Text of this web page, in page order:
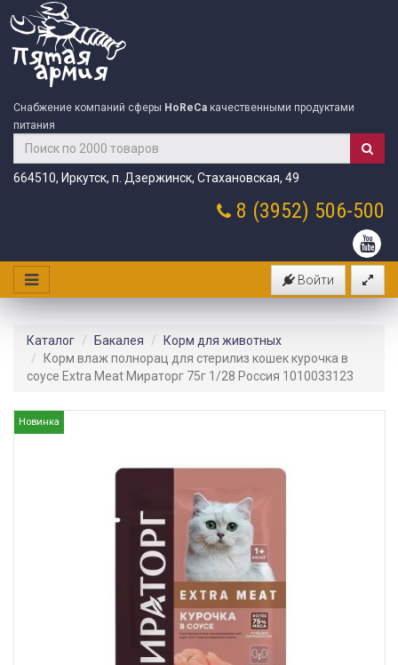
Снабжение компаний сферы HoReCa качественными продуктами
питания
664510, Иркутск, п. Дзержинск, Стахановская, 49
8 (3952) 506-500
Войти
Каталог Бакалея
Корм для животных
Корм влаж полнорац для стерилиз кошек курочка в
соусе Extra Meat Мираторг 75г 1/28 Россия 1010033123
Новинка